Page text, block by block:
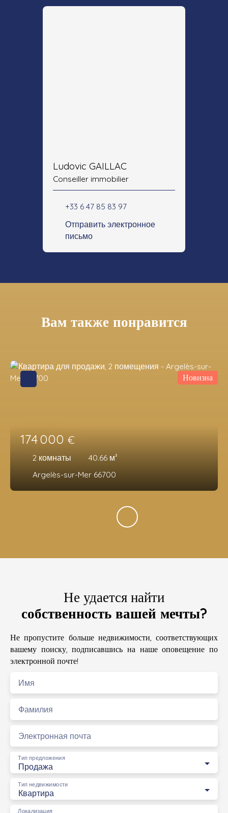
Ludovic GAILLAC
Conseiller immobilier
+33 6 47 85 83 97
Отправить электронное
письмо
Вам также понравится
174 000 €
2 комнаты 40.66 м²
Argelès-sur-Mer 66700
Новизна
Не удается найти
собственность вашей мечты?
Не пропустите больше недвижимости, соответствующих
вашему поиску, подписавшись на наше оповещение по
электронной почте!
Имя
Фамилия
Электронная почта
Продажа
Тип предложения
Квартира
Тип недвижимости
Локализация